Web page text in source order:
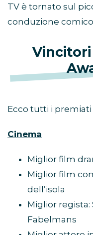
TV è tornato sul
conduzione comico
Vincitori
Ecco tutti i premiati
Cinema
Miglior film
Miglior film
dell’isola
Miglior regista:
Fabelmans